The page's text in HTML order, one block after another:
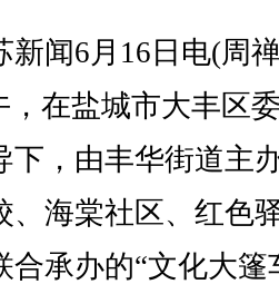
闻6月16日电(周
，在盐城市大丰区
下，由丰华街道主
、海棠社区、红色
合承办的“文化大篷